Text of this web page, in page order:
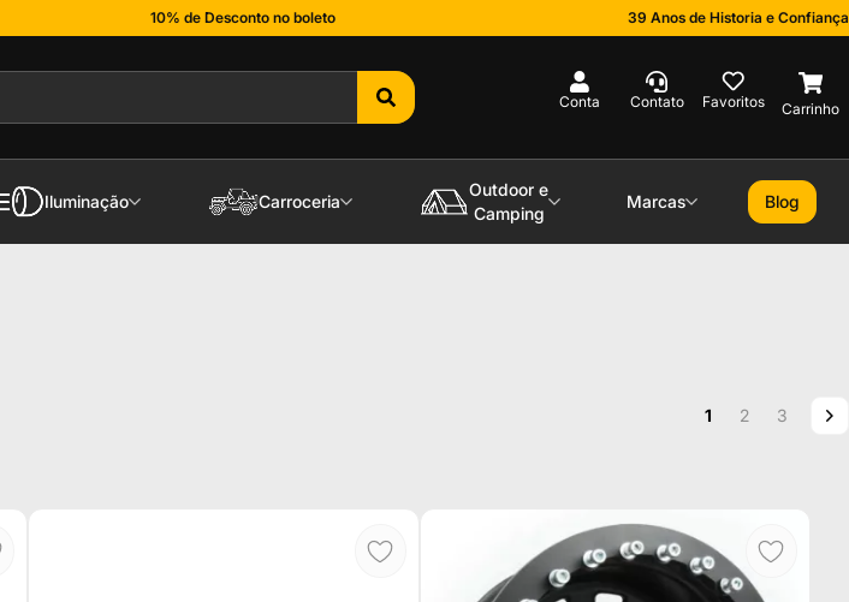
10% de Desconto no boleto
39 Anos de Historia e Confiança
Iluminação Carroceria
Outdoor e
Camping
Marcas Blog
Página
Você esta lendo
1 Página
2 Página
3